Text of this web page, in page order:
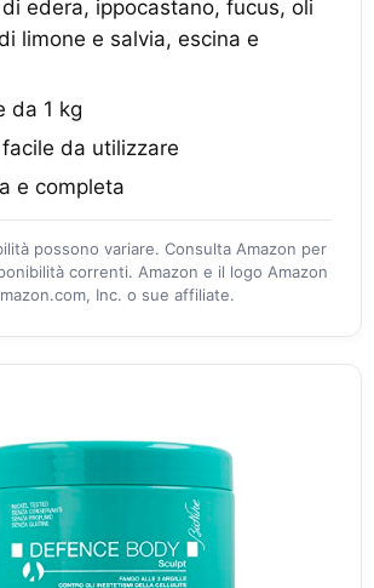
edera, ippocastano, fucus, oli
limone e salvia, escina e
da 1 kg
da utilizzare
e completa
possono variare. Consulta Amazon per
correnti. Amazon e il logo Amazon
Inc. o sue affiliate.